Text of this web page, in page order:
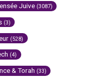
Juive (3087)
(3)
(528)
(4)
& Torah (33)